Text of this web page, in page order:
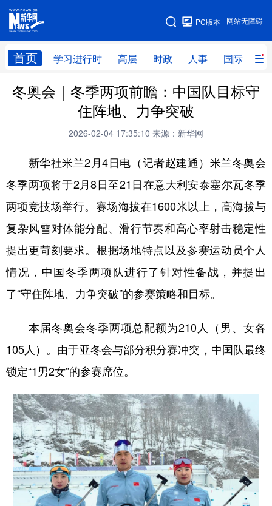
网站无障碍
PC版本
首页 学习进行时 高层 时政 人事 国际 财
网站地图
学习进行时 高层 时政 人事
财经 网评
科技 科创 量子 体育
文化 书画 健康 军事
法律 中央文件 金融 汽车
食品 人居 信息化 数字经济
学术中国 乡村振兴 银龄
彩票 娱乐 时尚 悦读
公益 一带一路
文化产业
地方频道
北京 天津 河北 山西
辽宁 吉林 上海 江苏
冬奥会｜冬季两项前瞻：中国队目标守
住阵地、力争突破
2026-02-04 17:35:10 来源：新华网
新华社米兰2月4日电（记者赵建通）米兰冬奥会
冬季两项将于2月8日至21日在意大利安泰塞尔瓦冬季
两项竞技场举行。赛场海拔在1600米以上，高海拔与
复杂风雪对体能分配、滑行节奏和高心率射击稳定性
提出更苛刻要求。根据场地特点以及参赛运动员个人
情况，中国冬季两项队进行了针对性备战，并提出
了“守住阵地、力争突破”的参赛策略和目标。
本届冬奥会冬季两项总配额为210人（男、女各
105人）。由于亚冬会与部分积分赛冲突，中国队最终
锁定“1男2女”的参赛席位。